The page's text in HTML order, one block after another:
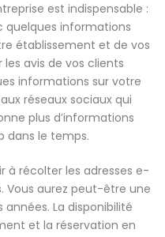
est indispensable :
informations
établissement et de vos
les avis de vos clients
informations sur votre
réseaux sociaux qui
plus d’informations
dans le temps.
à récolter les adresses e-
Vous aurez peut-être une
La disponibilité
et la réservation en